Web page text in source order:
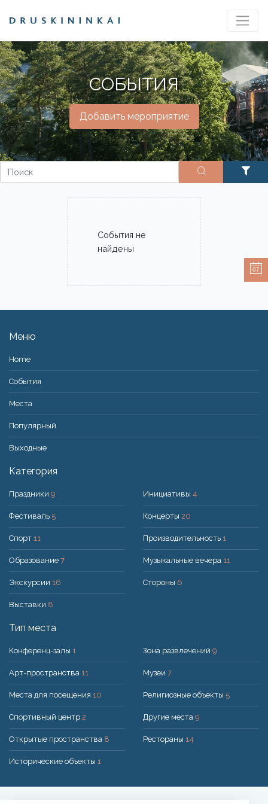
СОБЫТИЯ
Добавить мероприятие
События не
найдены
Меню
Home
События
Места
Популярный
Bыходные
Категория
Праздники 9
Фестиваль 5
Спорт 11
Образование 7
Экскурсии 16
Выставки 8
Инициативы 4
Концерты 20
Производительность 1
Музыкальные вечера 11
Стороны 6
Тип места
Конференц-залы 1
Арт-пространства 11
Места для посещения 10
Спортивный центр 2
Открытые пространства 8
Исторические объекты 1
Зона развлечений 9
Музеи 7
Религиозные объекты 5
Другие места 9
Рестораны 14
07